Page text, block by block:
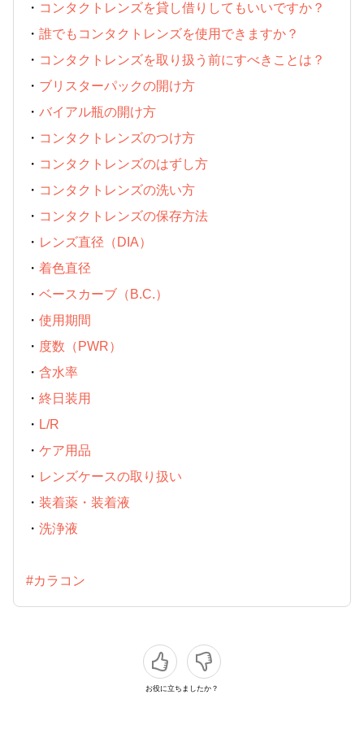
・ コンタクトレンズを貸し借りしてもいいですか？
・ 誰でもコンタクトレンズを使用できますか？
・ コンタクトレンズを取り扱う前にすべきことは？
・ ブリスターパックの開け方
・ バイアル瓶の開け方
・ コンタクトレンズのつけ方
・ コンタクトレンズのはずし方
・ コンタクトレンズの洗い方
・ コンタクトレンズの保存方法
・ レンズ直径（DIA）
・ 着色直径
・ ベースカーブ（B.C.）
・ 使用期間
・ 度数（PWR）
・ 含水率
・ 終日装用
・ L/R
・ ケア用品
・ レンズケースの取り扱い
・ 装着薬・装着液
・ 洗浄液
#カラコン
お役に立ちましたか？